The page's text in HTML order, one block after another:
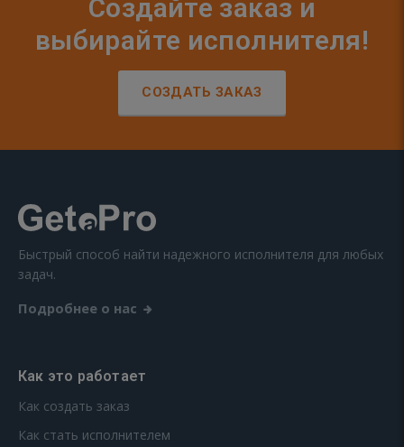
Создайте заказ и
выбирайте исполнителя!
СОЗДАТЬ ЗАКАЗ
Быстрый способ найти надежного исполнителя для любых
задач.
Подробнее о нас
Как это работает
Как создать заказ
Как стать исполнителем